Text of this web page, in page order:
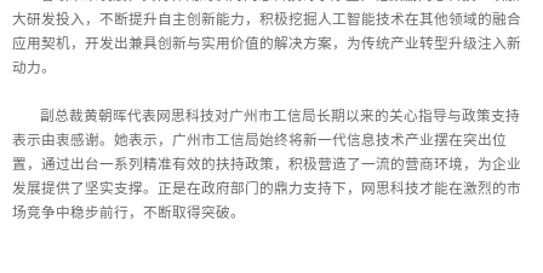
大研发投入，不断提升自主创新能力，积极挖掘人工智能技术在其他领域的融合
应用契机，开发出兼具创新与实用价值的解决方案，为传统产业转型升级注入新
动力。
副总裁黄朝晖代表网思科技对广州市工信局长期以来的关心指导与政策支持
表示由衷感谢。她表示，广州市工信局始终将新一代信息技术产业摆在突出位
置，通过出台一系列精准有效的扶持政策，积极营造了一流的营商环境，为企业
发展提供了坚实支撑。正是在政府部门的鼎力支持下，网思科技才能在激烈的市
场竞争中稳步前行，不断取得突破。